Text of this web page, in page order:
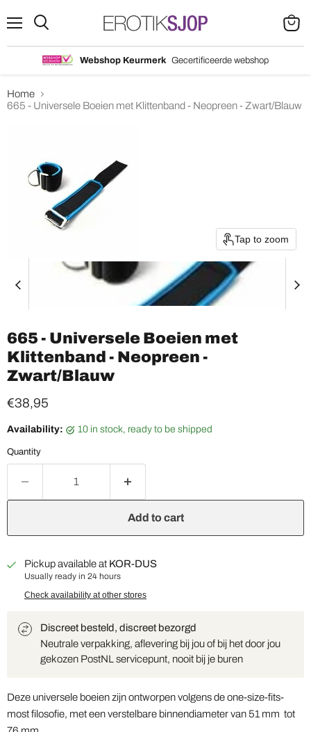
Webshop Keurmerk Gecertificeerde webshop
cart
Home
665 - Universele Boeien met Klittenband - Neopreen - Zwart/Blauw
Tap to zoom
665 - Universele Boeien met
Klittenband - Neopreen -
Zwart/Blauw
Current price
€38,95
Availability: 10 in stock, ready to be shipped
Quantity
Add to cart
Pickup available at KOR-DUS
Usually ready in 24 hours
Check availability at other stores
Discreet besteld, discreet bezorgd
Neutrale verpakking, aflevering bij jou of bij het door jou
gekozen PostNL servicepunt, nooit bij je buren
Deze universele boeien zijn ontworpen volgens de one-size-fits-
most filosofie, met een verstelbare binnendiameter van 51 mm tot